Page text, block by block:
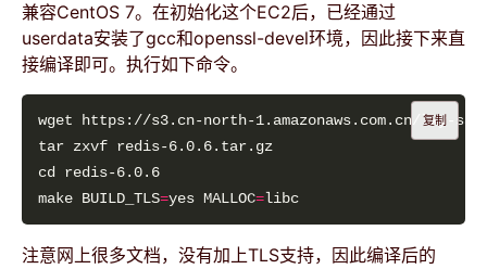
兼容CentOS 7。在初始化这个EC2后，已经通过
userdata安装了gcc和openssl-devel环境，因此接下来直
接编译即可。执行如下命令。
make BUILD_TLS=yes MALLOC=
复制
注意网上很多文档，没有加上TLS支持，因此编译后的